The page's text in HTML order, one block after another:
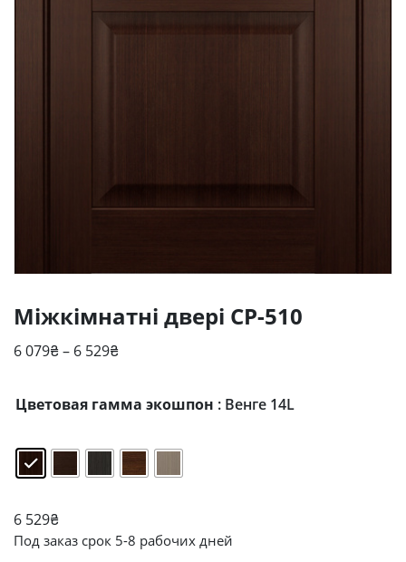
Міжкімнатні двері CP-510
6 079₴– 6 529₴Діапазон
6
6
Цветовая гамма экошпон : Венге 14L
6 529₴
Под заказ срок 5-8 рабочих дней